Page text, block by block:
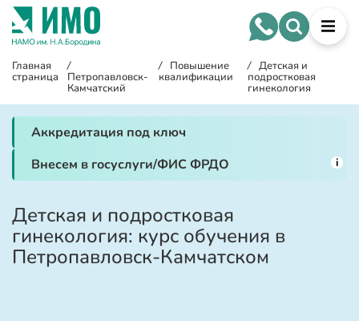
Главная
страница
/
Петропавловск-
Камчатский
/ Повышение
квалификации
/ Детская и
подростковая
гинекология
Аккредитация под ключ
Внесем в госуслуги/ФИС ФРДО
i
Детская и подростковая
гинекология: курс обучения в
Петропавловск-Камчатском